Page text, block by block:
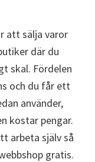
att sälja varor
där du
skal. Fördelen
och du får ett
använder,
kostar pengar.
arbeta själv så
gratis.